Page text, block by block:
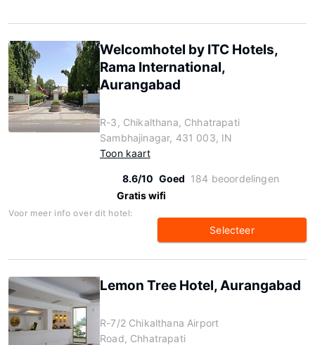
Welcomhotel by ITC Hotels,
Rama International,
Aurangabad
R-3, Chikalthana, Chhatrapati
Sambhajinagar, 431 003, IN
Toon kaart
8.6/10 Goed 184 beoordelingen
Gratis wifi
Voor meer info over dit hotel:
Selecteer
Lemon Tree Hotel, Aurangabad
R-7/2 Chikalthana Airport
Road, Chhatrapati